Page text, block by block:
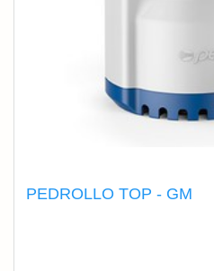
PEDROLLO TOP - GM